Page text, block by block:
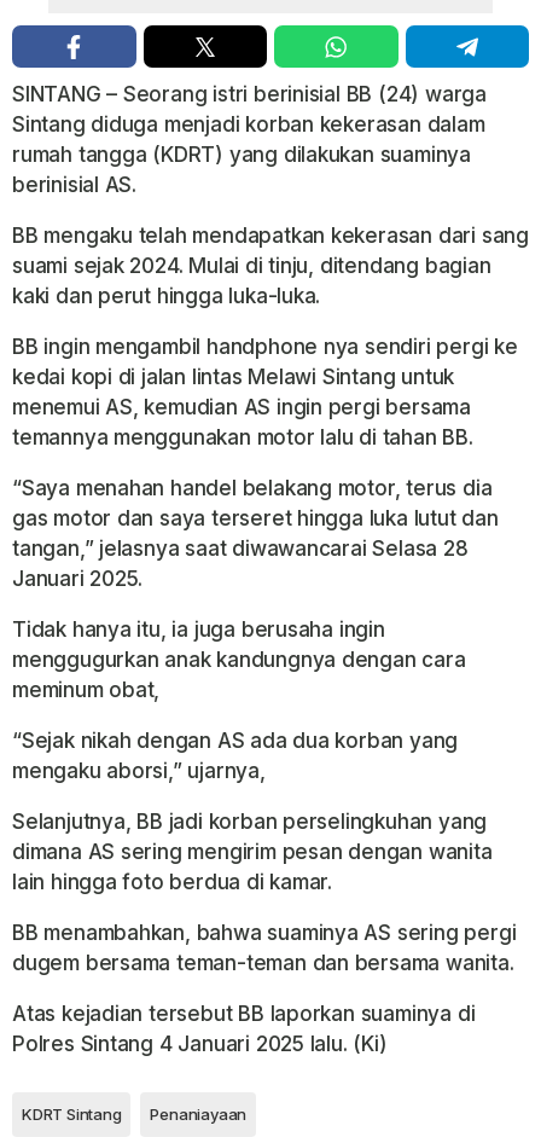
SINTANG – Seorang istri berinisial BB (24) warga
Sintang diduga menjadi korban kekerasan dalam
rumah tangga (KDRT) yang dilakukan suaminya
berinisial AS.
BB mengaku telah mendapatkan kekerasan dari sang
suami sejak 2024. Mulai di tinju, ditendang bagian
kaki dan perut hingga luka-luka.
BB ingin mengambil handphone nya sendiri pergi ke
kedai kopi di jalan lintas Melawi Sintang untuk
menemui AS, kemudian AS ingin pergi bersama
temannya menggunakan motor lalu di tahan BB.
“Saya menahan handel belakang motor, terus dia
gas motor dan saya terseret hingga luka lutut dan
tangan,” jelasnya saat diwawancarai Selasa 28
Januari 2025.
Tidak hanya itu, ia juga berusaha ingin
menggugurkan anak kandungnya dengan cara
meminum obat,
“Sejak nikah dengan AS ada dua korban yang
mengaku aborsi,” ujarnya,
Selanjutnya, BB jadi korban perselingkuhan yang
dimana AS sering mengirim pesan dengan wanita
lain hingga foto berdua di kamar.
BB menambahkan, bahwa suaminya AS sering pergi
dugem bersama teman-teman dan bersama wanita.
Atas kejadian tersebut BB laporkan suaminya di
Polres Sintang 4 Januari 2025 lalu. (Ki)
KDRT Sintang Penaniayaan